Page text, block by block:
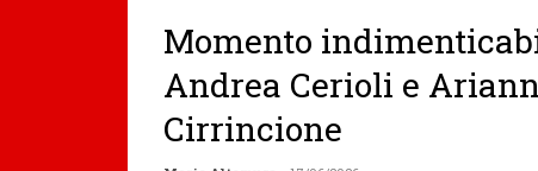
Momento
Andrea Cerioli e
Cirrincione